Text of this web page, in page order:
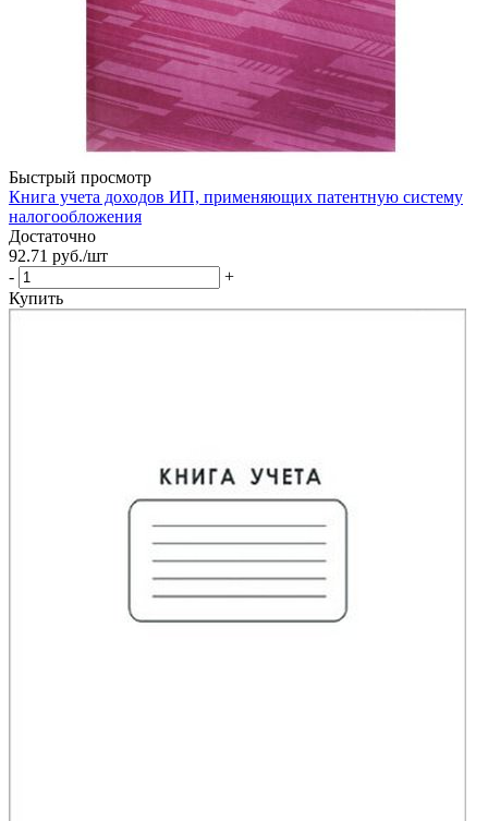
Быстрый просмотр
Книга учета доходов ИП, применяющих патентную систему
налогообложения
Достаточно
92.71 руб./шт
-
+
Купить